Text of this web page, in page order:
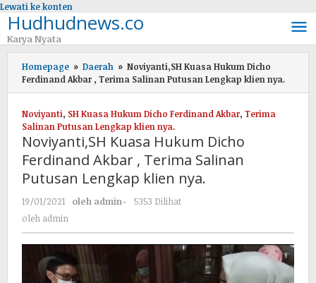
Lewati ke konten
Hudhudnews.co
Karya Nyata
Homepage » Daerah » Noviyanti,SH Kuasa Hukum Dicho
Ferdinand Akbar , Terima Salinan Putusan Lengkap klien nya.
Noviyanti, SH Kuasa Hukum Dicho Ferdinand Akbar, Terima
Salinan Putusan Lengkap klien nya.
Noviyanti,SH Kuasa Hukum Dicho
Ferdinand Akbar , Terima Salinan
Putusan Lengkap klien nya.
19/01/2021 oleh admin-
5353 Dilihat
oleh admin